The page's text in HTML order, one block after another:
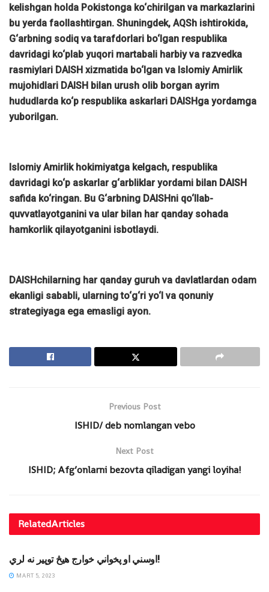
kelishgan holda Pokistonga ko‘chirilgan va markazlarini
bu yerda faollashtirgan. Shuningdek, AQSh ishtirokida,
G‘arbning sodiq va tarafdorlari bo‘lgan respublika
davridagi ko‘plab yuqori martabali harbiy va razvedka
rasmiylari DAISH xizmatida bo‘lgan va Islomiy Amirlik
mujohidlari DAISH bilan urush olib borgan ayrim
hududlarda ko‘p respublika askarlari DAISHga yordamga
yuborilgan.
Islomiy Amirlik hokimiyatga kelgach, respublika
davridagi ko‘p askarlar g‘arbliklar yordami bilan DAISH
safida ko‘ringan. Bu G‘arbning DAISHni qo‘llab-
quvvatlayotganini va ular bilan har qanday sohada
hamkorlik qilayotganini isbotlaydi.
DAISHchilarning har qanday guruh va davlatlardan odam
ekanligi sababli, ularning to‘g‘ri yo‘l va qonuniy
strategiyaga ega emasligi ayon.
Previous Post
ISHID/ deb nomlangan vebo
Next Post
ISHID; Afg’onlarni bezovta qiladigan yangi loyiha!
RelatedArticles
MAQOLALAR
اوسني او پخواني خوارج هیڅ توپیر نه لري!
MART 5, 2023